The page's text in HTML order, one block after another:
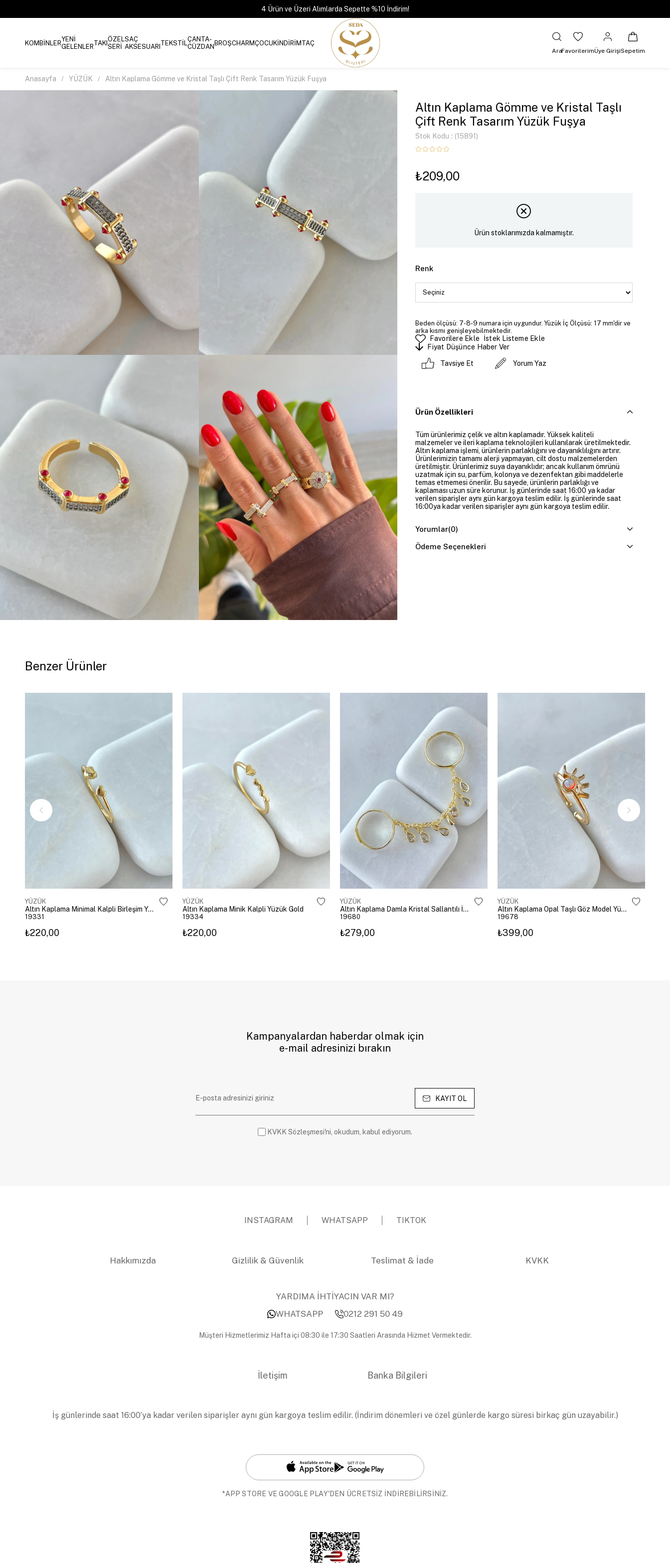
4 Ürün ve Üzeri Alımlarda Sepette %10 İndirim!
KOMBİNLERYENİ
GELENLERTAKIÖZEL
SERİ
SAÇ
AKSESUARI TEKSTİLÇANTA-
CÜZDANBROŞCHARMÇOCUKİNDİRİMTAÇ
AraFavorilerimÜye GirişiSepetim
Anasayfa YÜZÜK Altın Kaplama Gömme ve Kristal Taşlı Çift Renk Tasarım Yüzük Fuşya
Altın Kaplama Gömme ve Kristal Taşlı
Çift Renk Tasarım Yüzük Fuşya
Stok Kodu (15891)
₺209,00
Ürün stoklarımızda kalmamıştır.
Renk
Beden ölçüsü: 7-8-9 numara için uygundur. Yüzük İç Ölçüsü: 17 mm'dir ve
arka kısmı genişleyebilmektedir.
Favorilere Ekle
İstek Listeme Ekle
Fiyat Düşünce Haber Ver
Tavsiye Et Yorum Yaz
Ürün Özellikleri
Tüm ürünlerimiz çelik ve altın kaplamadır. Yüksek kaliteli
malzemeler ve ileri kaplama teknolojileri kullanılarak üretilmektedir.
Altın kaplama işlemi, ürünlerin parlaklığını ve dayanıklılığını artırır.
Ürünlerimizin tamamı alerji yapmayan, cilt dostu malzemelerden
üretilmiştir. Ürünlerimiz suya dayanıklıdır; ancak kullanım ömrünü
uzatmak için su, parfüm, kolonya ve dezenfektan gibi maddelerle
temas etmemesi önerilir. Bu sayede, ürünlerin parlaklığı ve
kaplaması uzun süre korunur. İş günlerinde saat 16:00 ya kadar
verilen siparişler aynı gün kargoya teslim edilir. İş günlerinde saat
16:00ya kadar verilen siparişler aynı gün kargoya teslim edilir.
Yorumlar(0)
Ödeme Seçenekleri
Benzer Ürünler
YÜZÜK
Altın Kaplama Minimal Kalpli Birleşim Yüzük Gold
19331
₺220,00
YÜZÜK
Altın Kaplama Minik Kalpli Yüzük Gold
19334
₺220,00
YÜZÜK
Altın Kaplama Damla Kristal Sallantılı İkili Yüzük Gold
19680
₺279,00
YÜZÜK
Altın Kaplama Opal Taşlı Göz Model Yüzük Pembe
19678
₺399,00
Kampanyalardan haberdar olmak için
e-mail adresinizi bırakın
KAYIT OL
KVKK Sözleşmesi'ni, okudum, kabul ediyorum.
INSTAGRAM WHATSAPP TIKTOK
Hakkımızda Gizlilik & Güvenlik Teslimat & İade KVKK
YARDIMA İHTİYACIN VAR MI?
WHATSAPP
0212 291 50 49
Müşteri Hizmetlerimiz Hafta içi 08:30 ile 17:30 Saatleri Arasında Hizmet Vermektedir.
İletişim Banka Bilgileri
İş günlerinde saat 16:00’ya kadar verilen siparişler aynı gün kargoya teslim edilir. (İndirim dönemleri ve özel günlerde kargo süresi birkaç gün uzayabilir.)
*APP STORE VE GOOGLE PLAY'DEN ÜCRETSİZ İNDİREBİLİRSİNİZ.